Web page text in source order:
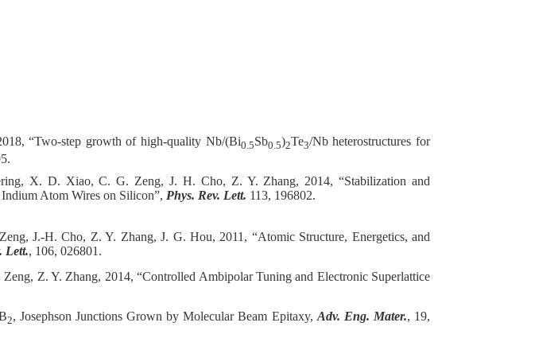
“Two-step growth of high-quality Nb/(Bi0.5Sb0.5)2Te3/Nb heterostructures for
X. D. Xiao, C. G. Zeng, J. H. Cho, Z. Y. Zhang, 2014, “Stabilization and
Atom Wires on Silicon”, Phys. Rev. Lett. 113, 196802.
J.-H. Cho, Z. Y. Zhang, J. G. Hou, 2011, “Atomic Structure, Energetics, and
Lett., 106, 026801.
Z. Y. Zhang, 2014, “Controlled Ambipolar Tuning and Electronic Superlattice
2, Josephson Junctions Grown by Molecular Beam Epitaxy, Adv. Eng. Mater., 19,